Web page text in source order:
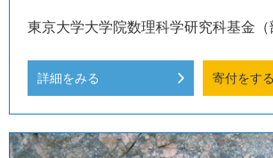
東京大学大学院数理科学研究科基金（
詳細をみる 寄付をする